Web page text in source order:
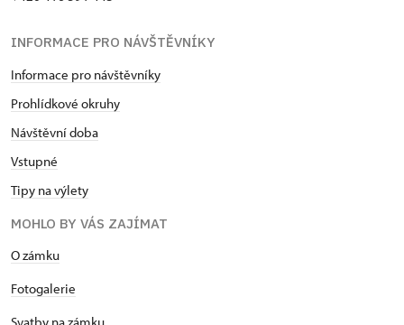
INFORMACE PRO NÁVŠTĚVNÍKY
Informace pro návštěvníky
Prohlídkové okruhy
Návštěvní doba
Vstupné
Tipy na výlety
MOHLO BY VÁS ZAJÍMAT
O zámku
Fotogalerie